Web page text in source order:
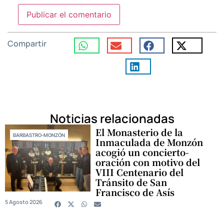
Compartir
Noticias relacionadas
BARBASTRO-MONZÓN El Monasterio de la
Inmaculada de Monzón
acogió un concierto-
oración con motivo del
VIII Centenario del
Tránsito de San
Francisco de Asís
5 Agosto 2026